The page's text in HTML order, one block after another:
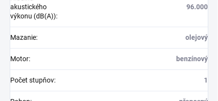
akustického
výkonu (dB(A)):
96.000
Mazanie: olejový
Motor: benzínový
Počet stupňov: 1